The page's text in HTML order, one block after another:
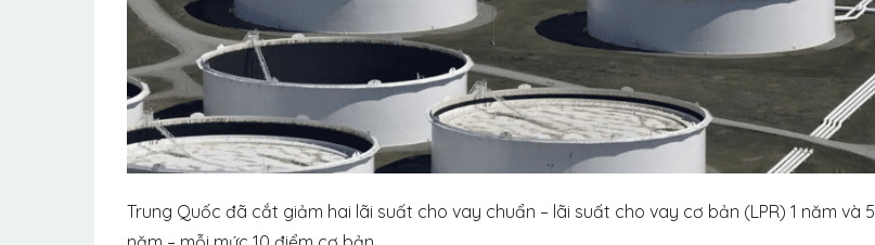
Trung Quốc đã cắt giảm hai lãi suất cho vay chuẩn – lãi suất cho vay cơ bản (LPR) 1 năm và 5